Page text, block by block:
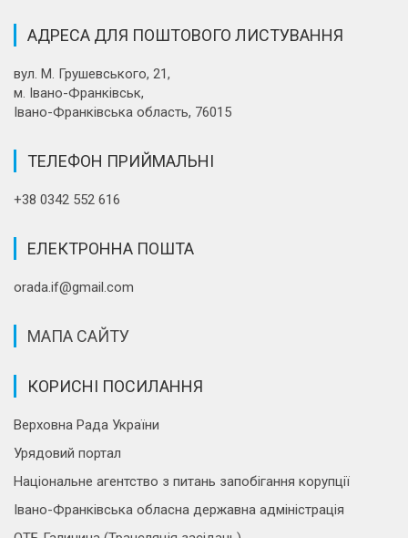
АДРЕСА ДЛЯ ПОШТОВОГО ЛИСТУВАННЯ
вул. М. Грушевського, 21,
м. Івано-Франківськ,
Івано-Франківська область, 76015
ТЕЛЕФОН ПРИЙМАЛЬНІ
+38 0342 552 616
ЕЛЕКТРОННА ПОШТА
orada.if@gmail.com
МАПА САЙТУ
КОРИСНІ ПОСИЛАННЯ
Верховна Рада України
Урядовий портал
Національне агентство з питань запобігання корупції
Івано-Франківська обласна державна адміністрація